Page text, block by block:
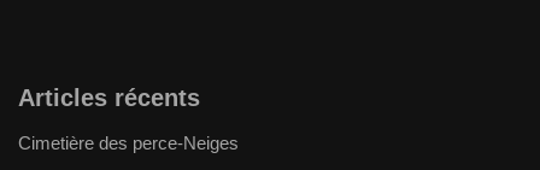
Articles récents
Cimetière des perce-Neiges